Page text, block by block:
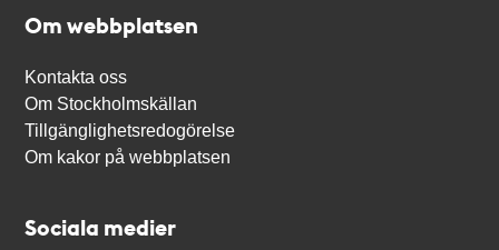
Om webbplatsen
Kontakta oss
Om Stockholmskällan
Tillgänglighetsredogörelse
Om kakor på webbplatsen
Sociala medier